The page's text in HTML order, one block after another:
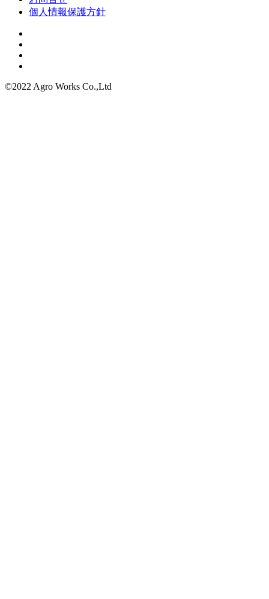
個人情報保護方針
©2022 Agro Works Co.,Ltd